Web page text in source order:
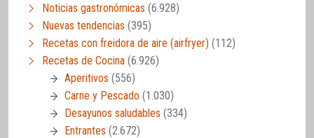
Noticias gastronómicas (6.928)
Nuevas tendencias (395)
Recetas con freidora de aire (airfryer) (112)
Recetas de Cocina (6.926)
Aperitivos (556)
Carne y Pescado (1.030)
Desayunos saludables (334)
Entrantes (2.672)